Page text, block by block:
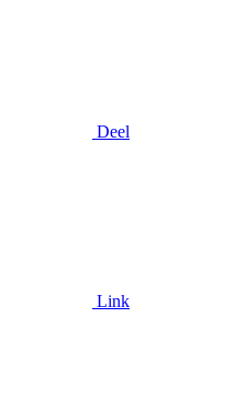
Deel
Link